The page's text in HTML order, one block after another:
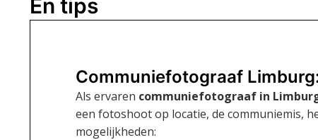
En tips
Communiefotograaf
Als ervaren communiefotograaf in
een fotoshoot op locatie, de communiemis,
mogelijkheden: